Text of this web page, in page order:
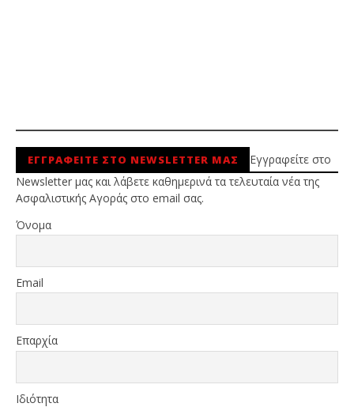
ΕΓΓΡΑΦΕΙΤΕ ΣΤΟ NEWSLETTER ΜΑΣ
Εγγραφείτε στο
Newsletter μας και λάβετε καθημερινά τα τελευταία νέα της
Ασφαλιστικής Αγοράς στο email σας.
Όνομα
Email
Επαρχία
Ιδιότητα